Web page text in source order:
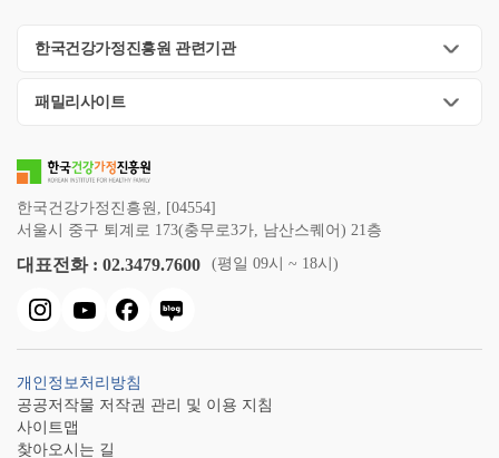
한국건강가정진흥원 관련기관
패밀리사이트
한국건강가정진흥원, [04554]
서울시 중구 퇴계로 173(충무로3가, 남산스퀘어) 21층
대표전화 : 02.3479.7600 (평일 09시 ~ 18시)
개인정보처리방침
공공저작물 저작권 관리 및 이용 지침
사이트맵
찾아오시는 길